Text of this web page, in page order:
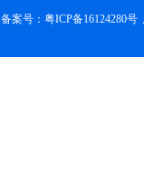
备案号：粤ICP备16124280号